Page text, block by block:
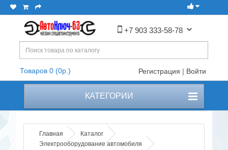
+7 903 333-58-78
Товаров 0 (0р.) Регистрация | Войти
КАТЕГОРИИ
Главная
Каталог
Электрооборудование автомобиля